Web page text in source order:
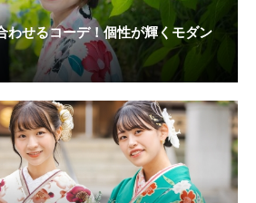
わせるコーデ！個性が輝くモダン